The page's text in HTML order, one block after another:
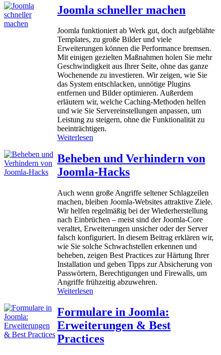
o
i
n
s
s
e
n
S
e
J
o
o
m
l
a
s
4
4
‑
F
h
l
e
r
s
e
i
t
e
a
n
Joomla schneller machen
Joomla funktioniert ab Werk gut, doch aufgeblähte
Templates, zu große Bilder und viele
Erweiterungen können die Performance bremsen.
Mit einigen gezielten Maßnahmen holen Sie mehr
Geschwindigkeit aus Ihrer Seite, ohne das ganze
Wochenende zu investieren. Wir zeigen, wie Sie
das System entschlacken, unnötige Plugins
entfernen und Bilder optimieren. Außerdem
erläutern wir, welche Caching-Methoden helfen
und wie Sie Servereinstellungen anpassen, um
Leistung zu steigern, ohne die Funktionalität zu
beeinträchtigen.
Weiterlesen
o
o
m
a
s
c
h
n
e
l
l
e
r
m
c
h
e
n
Beheben und Verhindern von
Joomla‑Hacks
Auch wenn große Angriffe seltener Schlagzeilen
machen, bleiben Joomla‑Websites attraktive Ziele.
Wir helfen regelmäßig bei der Wiederherstellung
nach Einbrüchen – meist sind der Joomla‑Core
veraltet, Erweiterungen unsicher oder der Server
falsch konfiguriert. In diesem Beitrag erklären wir,
wie Sie solche Schwachstellen erkennen und
beheben, zeigen Best Practices zur Härtung Ihrer
Installation und geben Tipps zur Absicherung von
Passwörtern, Berechtigungen und Firewalls, um
Angriffe frühzeitig abzuwehren.
Weiterlesen
e
h
e
e
Formulare in Joomla:
Erweiterungen & Best
Practices